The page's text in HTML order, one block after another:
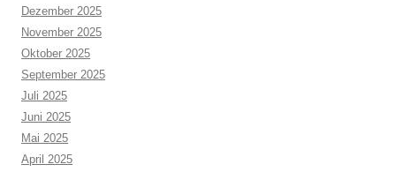
Dezember 2025
November 2025
Oktober 2025
September 2025
Juli 2025
Juni 2025
Mai 2025
April 2025